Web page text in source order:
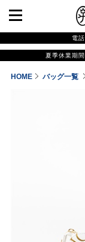
電
夏季休業期
HOME バッグ一覧